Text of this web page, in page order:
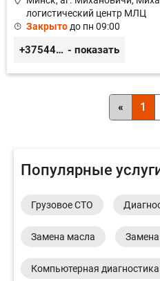
логистический центр МЛЦ
Закрытодо пн 09:00
+375445660042 - показать
« 1
Популярные
Грузовое СТО
Замена масла
Компьютерная